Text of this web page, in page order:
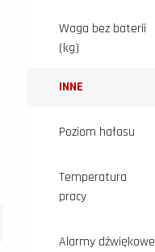
Waga bez baterii
(kg)
INNE
Poziom hałasu
Temperatura
pracy
Alarmy dźwiękowe